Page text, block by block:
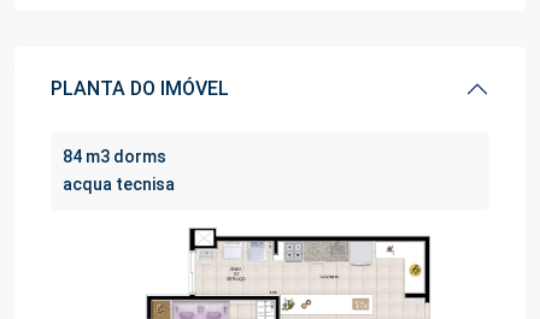
PLANTA DO IMÓVEL
84 m3 dorms
acqua tecnisa